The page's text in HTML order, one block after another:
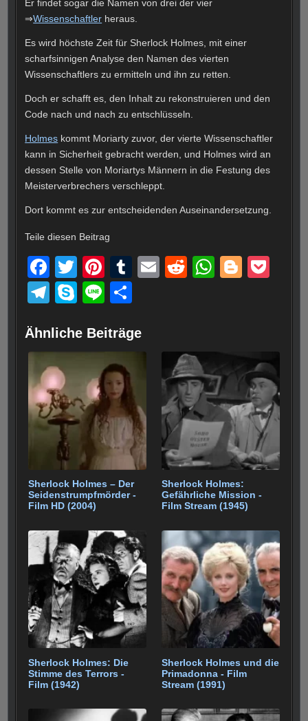
Er findet sogar die Namen von drei der vier
⇒Wissenschaftler heraus.
Es wird höchste Zeit für Sherlock Holmes, mit einer
scharfsinnigen Analyse den Namen des vierten
Wissenschaftlers zu ermitteln und ihn zu retten.
Doch er schafft es, den Inhalt zu rekonstruieren und den
Code nach und nach zu entschlüsseln.
Holmes kommt Moriarty zuvor, der vierte Wissenschaftler
kann in Sicherheit gebracht werden, und Holmes wird an
dessen Stelle von Moriartys Männern in die Festung des
Meisterverbrechers verschleppt.
Dort kommt es zur entscheidenden Auseinandersetzung.
Teile diesen Beitrag
F
a
c
e
b
o
o
k
T
wi
tt
er
Pi
nt
er
e
st
T
bl
r
E
R
t
W
A
p
p
Bl
er
T
e
gr
a
m
S
p
e
Li
e
e
n
Ähnliche Beiträge
Sherlock Holmes – Der
Seidenstrumpfmörder -
Film HD (2004)
Sherlock Holmes:
Gefährliche Mission -
Film Stream (1945)
Sherlock Holmes: Die
Stimme des Terrors -
Film (1942)
Sherlock Holmes und die
Primadonna - Film
Stream (1991)